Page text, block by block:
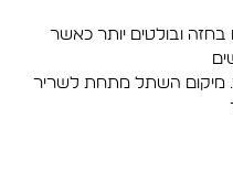
בחזה ובולטים יותר כאשר
מיקום השתל מתחת לשריר